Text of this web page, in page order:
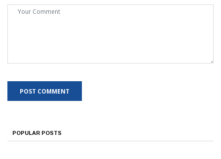
POPULAR POSTS